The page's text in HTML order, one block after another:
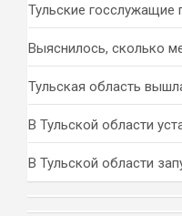
Тульские госслужащие
Выяснилось, сколько
Тульская область
В Тульской области
В Тульской области